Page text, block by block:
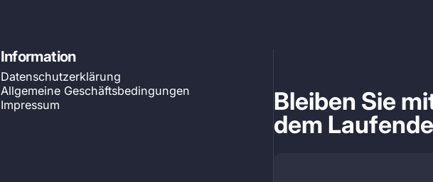
Information
Datenschutzerklärung
Allgemeine Geschäftsbedingungen
Impressum
Bleiben Sie
dem